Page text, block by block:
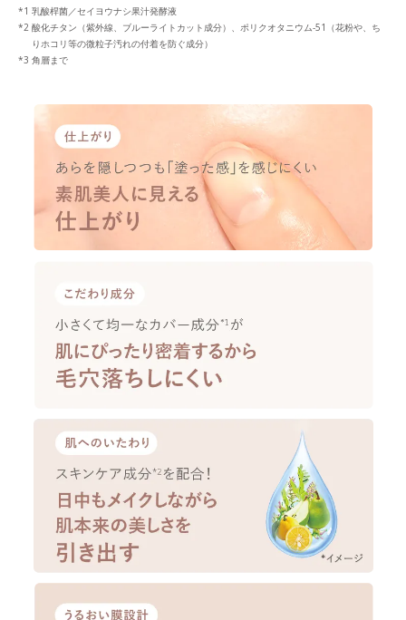
乳酸桿菌／セイヨウナシ果汁発酵液
酸化チタン（紫外線、ブルーライトカット成分）、ポリクオタニウム-51（花粉や、ち
りホコリ等の微粒子汚れの付着を防ぐ成分）
角層まで